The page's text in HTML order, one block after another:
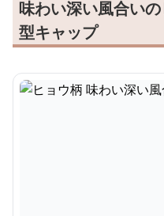
味わい深い風合い
型キャップ